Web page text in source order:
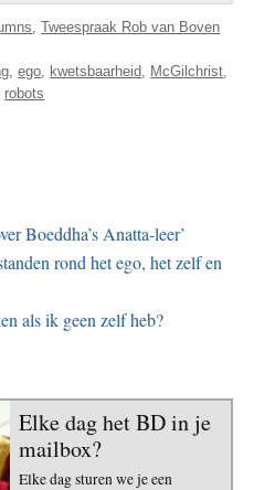
,Tweespraak Rob van Boven
,ego kwetsbaarheid McGilchrist
robots
Boeddha’s Anatta-leer’
rond het ego, het zelf en
als ik geen zelf heb?
Elke dag het BD in je
mailbox?
Elke dag sturen we je een